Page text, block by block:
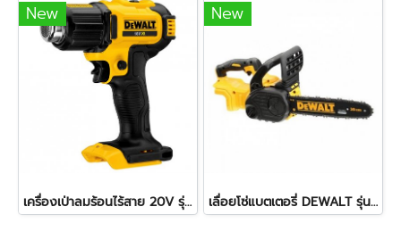
New
เครื่องเป่าลมร้อนไร้สาย 20V รุ่น DCE530N-KR DEWALT (เครื่องเปล่า)
New
เลื่อยโซ่แบตเตอรี่ DEWALT รุ่น DCM565N-B1 ขนาด 10 นิ้ว 20V. (ตัวเปล่า)